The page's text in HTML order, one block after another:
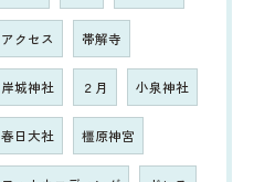
アクセス 帯解寺
岸城神社 ２月 小泉神社
春日大社 橿原神宮